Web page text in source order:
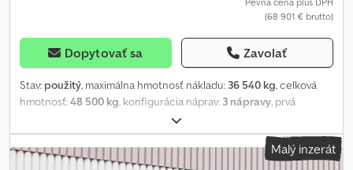
(68 901 € brutto)
Dopytovať sa Zavolať
Stav: použitý, maximálna hmotnosť nákladu: 36 540 kg, celková
hmotnosť:48 500 kg, konfigurácia náprav: 3 nápravy, prvá
, ďalšia kontrola (TÜV):
2020, Výbava:ABS, Interné číslo vozidla: G400133 Okamžite k
dispozícii na našom areáli v Kaufungene. Ďalšie INFORMÁCIEMalý inzerát